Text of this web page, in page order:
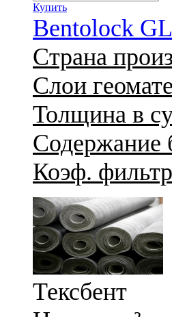
Купить
Bentolock
Страна
Слои
Толщина в
Содержание
Коэф.
Тексбент